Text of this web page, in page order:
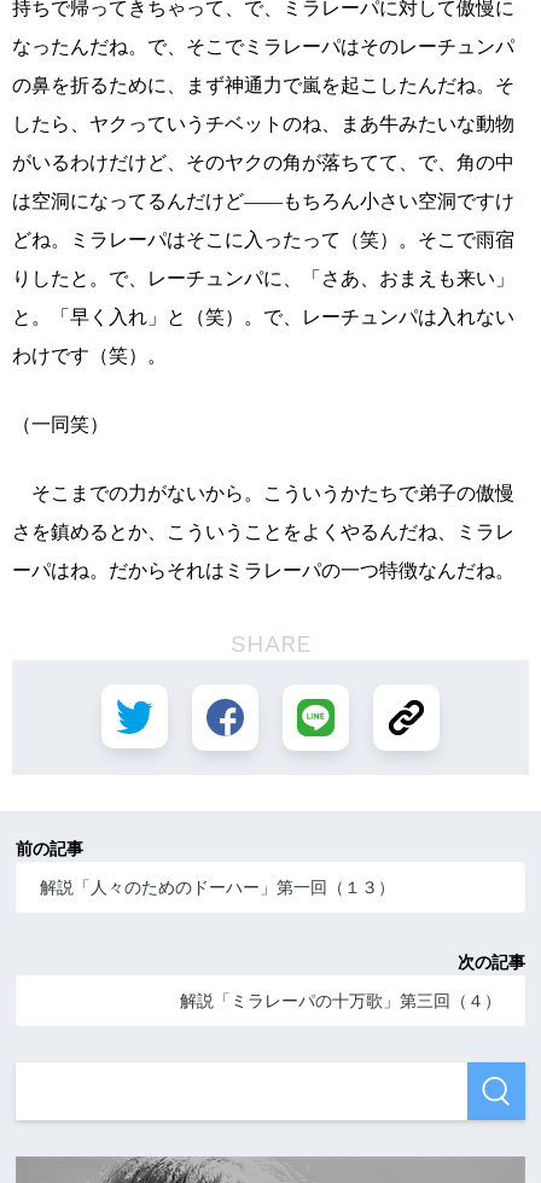
持ちで帰ってきちゃって、で、ミラレーパに対して傲慢に
なったんだね。で、そこでミラレーパはそのレーチュンパ
の鼻を折るために、まず神通力で嵐を起こしたんだね。そ
したら、ヤクっていうチベットのね、まあ牛みたいな動物
がいるわけだけど、そのヤクの角が落ちてて、で、角の中
は空洞になってるんだけど――もちろん小さい空洞ですけ
どね。ミラレーパはそこに入ったって（笑）。そこで雨宿
りしたと。で、レーチュンパに、「さあ、おまえも来い」
と。「早く入れ」と（笑）。で、レーチュンパは入れない
わけです（笑）。
（一同笑）
そこまでの力がないから。こういうかたちで弟子の傲慢
さを鎮めるとか、こういうことをよくやるんだね、ミラレ
ーパはね。だからそれはミラレーパの一つ特徴なんだね。
SHARE
前の記事
解説「人々のためのドーハー」第一回（１３）
次の記事
解説「ミラレーパの十万歌」第三回（４）